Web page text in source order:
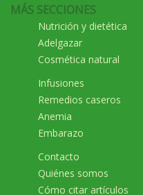
MÁS SECCIONES
Nutrición y dietética
Adelgazar
Cosmética natural
Infusiones
Remedios caseros
Anemia
Embarazo
Contacto
Quiénes somos
Cómo citar artículos